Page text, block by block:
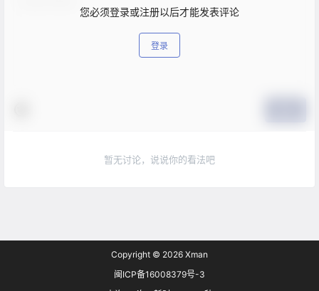
您必须登录或注册以后才能发表评论
登录
暂无讨论，说说你的看法吧
Copyright © 2026 Xman
闽ICP备16008379号-3